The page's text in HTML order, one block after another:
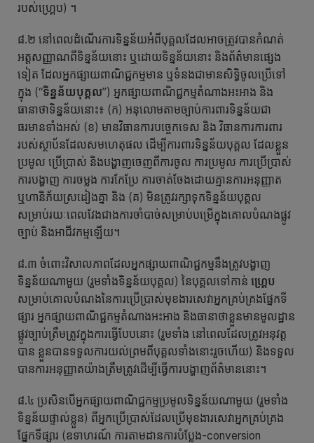
របស់ហ្គ្រេប) ។
៨.២ នៅពេលដំណើរការទិន្នន័យអំពីបុគ្គលដែលអាចត្រូវបានកំណត់
អត្តសញ្ញាណពីទិន្នន័យនោះ ឬដោយទិន្នន័យនោះ និងព័ត៌មានផ្សេង
ទៀត ដែលអ្នកផ្សាយពាណិជ្ជកម្មមាន ឬទំនងជាមានសិទ្ធិចូលប្រើទៅ
ក្នុង (“ទិន្នន័យបុគ្គល”) អ្នកផ្សាយពាណិជ្ជកម្មតំណាងអះអាង និង
ធានាថាទិន្នន័យនោះ៖ (ក) អនុលោមតាមច្បាប់ការពារទិន្នន័យជា
ធរមានទាំងអស់ (ខ) មានវិធានការបច្ចេកទេស និង វិធានការការពារ
របស់ស្ថាប័នដែលសមហេតុផល ដើម្បីការពារទិន្នន័យបុគ្គល ដែលខ្លួន
ប្រមូល ប្រើប្រាស់ និងបង្ហាញចេញពីការចូល ការប្រមូល ការប្រើប្រាស់
ការបង្ហាញ ការចម្លង ការកែប្រែ ការចាត់ចែងដោយគ្មានការអនុញ្ញាត
ឬហានិភ័យស្រដៀងគ្នា និង (គ) មិនត្រូវរក្សាទុកទិន្នន័យបុគ្គល
សម្រាប់រយៈពេលវែងជាងការចាំបាច់សម្រាប់បម្រើក្នុងគោលបំណងផ្លូវ
ច្បាប់ និងអាជីវកម្មឡើយ។​
៨.៣ ចំពោះវិសាលភាពដែលអ្នកផ្សាយពាណិជ្ជកម្មនឹងត្រូវបង្ហាញ
ទិន្នន័យណាមួយ (រួមទាំងទិន្នន័យបុគ្គល) នៃបុគ្គលទៅកាន់ ហ្គ្រេប
សម្រាប់គោលបំណងនៃការប្រើប្រាស់មុខងារសេវាអ្នកគ្រប់គ្រងផ្នែកទី
ផ្សារ អ្នកផ្សាយពាណិជ្ជកម្មតំណាងអះអាង និងធានាថាខ្លួនមានមូលដ្ឋាន
ផ្លូវច្បាប់ត្រឹមត្រូវក្នុងការធ្វើបែបនោះ (រួមទាំង នៅពេលដែលត្រូវអនុវត្ត
បាន ខ្លួនបានទទួលការយល់ព្រមពីបុគ្គលទាំងនោះរួចហើយ) និងទទួល
បានការអនុញ្ញាតយ៉ាងត្រឹមត្រូវដើម្បីធ្វើការបង្ហាញព័ត៌មាននោះ។
៨.៤ ប្រសិនបើអ្នកផ្សាយពាណិជ្ជកម្មប្រមូលទិន្នន័យណាមួយ (រួមទាំង
ទិន្នន័យផ្ទាល់ខ្លួន) ពីអ្នកប្រើប្រាស់ដែលប្រើមុខងារសេវាអ្នកគ្រប់គ្រង
ផ្នែកទីផ្សារ (ឧទាហរណ៍ ការតាមដានការបំប្លែង-conversion